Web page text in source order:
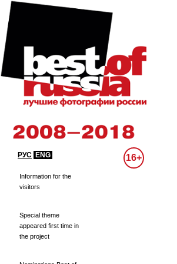
РУС ENG 16+
Information for the
visitors
Special theme
appeared first time in
the project